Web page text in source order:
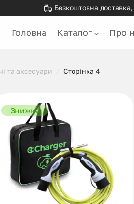
Безкоштовна
Головна Каталог Про
та аксесуари Сторінка 4
Знижка